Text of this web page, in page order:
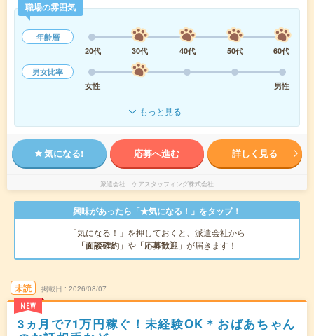
職場の雰囲気
年齢層
20代
30代 40代 50代
60代
男女比率
女性
男性
もっと見る
気になる! 応募へ進む 詳しく見る
派遣会社 ケアスタッフィング株式会社
興味があったら「★気になる！」をタップ！
「気になる！」を押しておくと、派遣会社から
「面談確約」 や 「応募歓迎」 が届きます！
未読
NEW
掲載日 2026/08/07
3ヵ月で71万円稼ぐ！未経験OK＊おばあちゃん